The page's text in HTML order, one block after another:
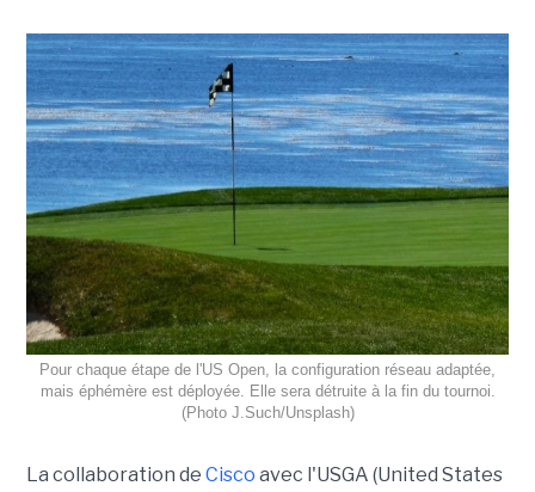
Pour chaque étape de l'US Open, la configuration réseau adaptée,
mais éphémère est déployée. Elle sera détruite à la fin du tournoi.
(Photo J.Such/Unsplash)
La collaboration de Cisco avec l'USGA (United States